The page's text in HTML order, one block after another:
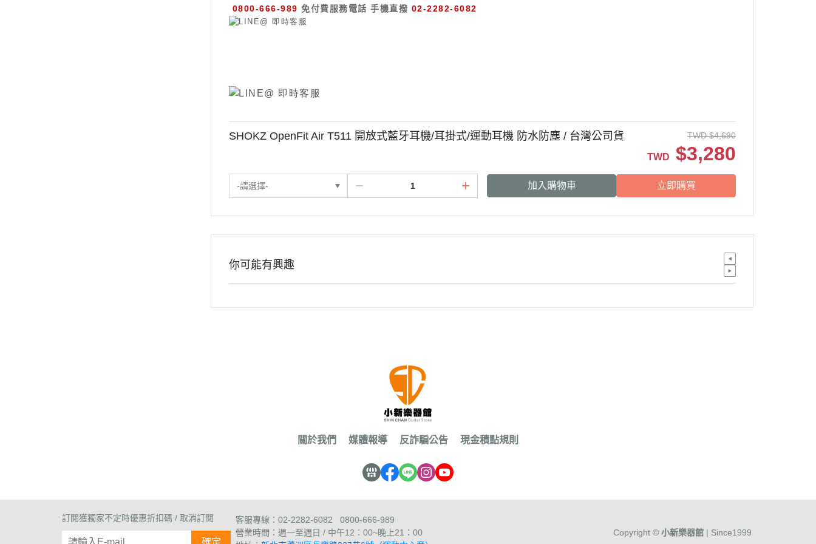
0800-666-989 免付費服務電話 手機直撥 02-2282-6082
SHOKZ OpenFit Air T511 開放式藍牙耳機/耳掛式/運動耳機 防水防塵 / 台灣公司貨 TWD $4,690
TWD $3,280
-請選擇- 加入購物車 立即購買
你可能有興趣
關於我們 媒體報導 反詐騙公告 現金積點規則
訂閱獲獨家不定時優惠折扣碼 / 取消訂閱
確定
客服專線：02-2282-6082 0800-666-989
營業時間：週一至週日 / 中午12：00~晚上21：00
Copyright © 小新樂器館 | Since1999